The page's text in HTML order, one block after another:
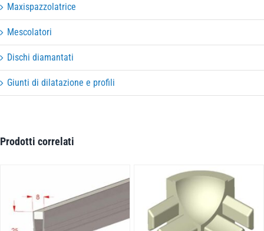
Maxispazzolatrice
Mescolatori
Dischi diamantati
Giunti di dilatazione e profili
Prodotti correlati
DETTAGLI